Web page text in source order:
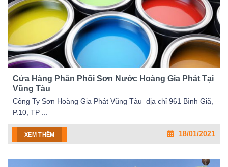
Cửa Hàng Phân Phối Sơn Nước Hoàng Gia Phát Tại
Vũng Tàu
18/01/2021
Công Ty Sơn Hoàng Gia Phát Vũng Tàu địa chỉ 961 Bình Giã,
P.10, TP ...
XEM THÊM